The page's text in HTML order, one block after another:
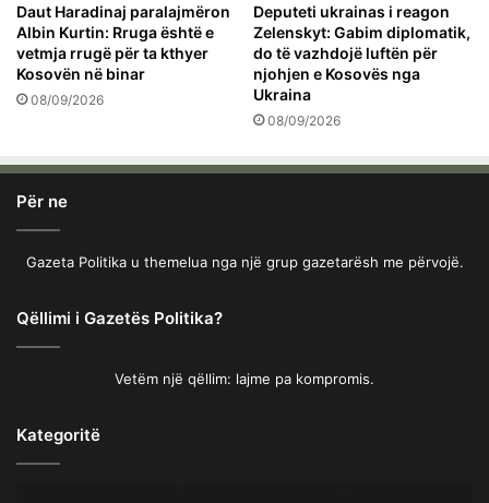
Daut Haradinaj paralajmëron
Albin Kurtin: Rruga është e
vetmja rrugë për ta kthyer
Kosovën në binar
08/09/2026
Deputeti ukrainas i reagon
Zelenskyt: Gabim diplomatik,
do të vazhdojë luftën për
njohjen e Kosovës nga
Ukraina
08/09/2026
Për ne
Gazeta Politika u themelua nga një grup gazetarësh me përvojë.
Qëllimi i Gazetës Politika?
Vetëm një qëllim: lajme pa kompromis.
Kategoritë